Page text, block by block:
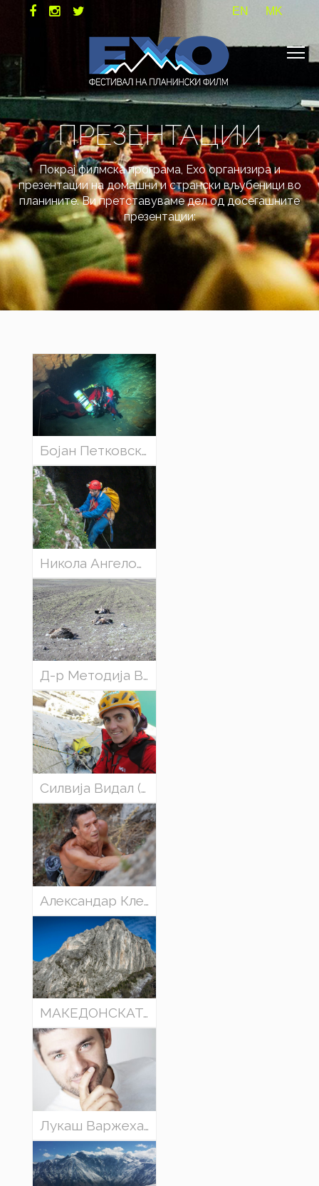
EN MK
ПРЕЗЕНТАЦИИ
Покрај филмска програма, Ехо организира и
презентации на домашни и странски вљубеници во
планините. Ви претставуваме дел од досегашните
презентации:
Бојан Петковски (Македонија) - СПЕЛЕОНУРКАЧКА ЕКСПЕДИЦИЈА „ВРЕЛО 2012“
Никола Ангелов, СД Пеони (Македонија) - НАЈДЛАБОКАТА ЈАМА во Р. Македонија
Д-р Методија Велевски, Македонското Еколошко Друштво - ВНИМАВАЈ, ОТРОВ! Отровот не ги бира жртвите
Силвија Видал (Шпанија) - ВИЛИНСКО КОЊЧЕ
Александар Кленов (Русија) - МАГИЈАТА НА ТЕПУИ
МАКЕДОНСКАТА АЛПИНИСТИЧКА ФЕДЕРАЦИЈА со презентации на свои членови
Лукаш Варжеха (Англија) - „ЕДНАШ ВО ЖИВОТОТ“ - приказни и фотографии „од работ“, кои го менуваат животот